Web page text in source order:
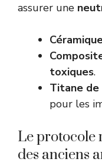
assurer une
toxiques.
Titane de
pour les
Le protocole
des anciens